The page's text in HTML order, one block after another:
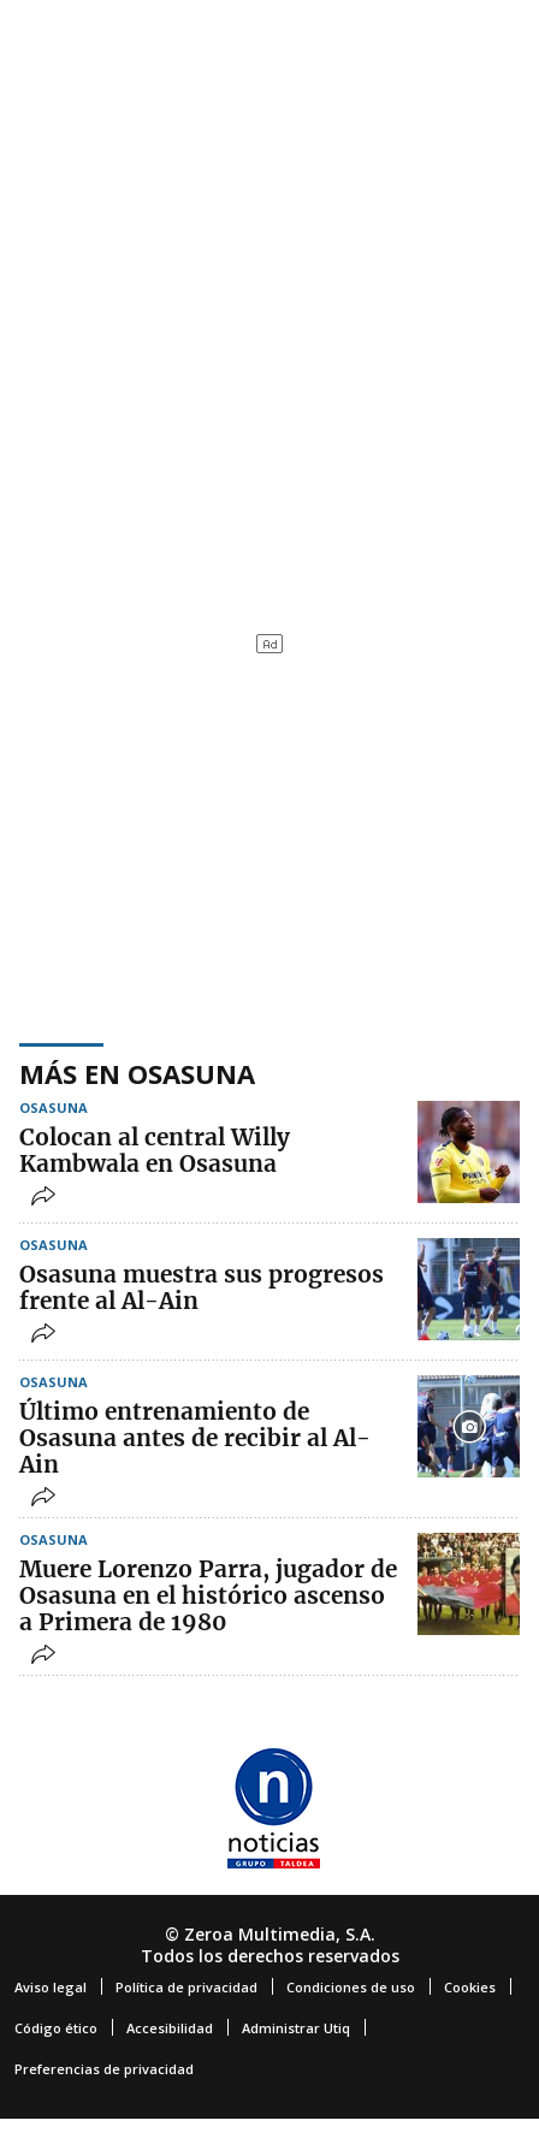
MÁS EN OSASUNA
OSASUNA
Colocan al central Willy
Kambwala en Osasuna
OSASUNA
Osasuna muestra sus progresos
frente al Al-Ain
OSASUNA
Último entrenamiento de
Osasuna antes de recibir al Al-
Ain
OSASUNA
Muere Lorenzo Parra, jugador de
Osasuna en el histórico ascenso
a Primera de 1980
© Zeroa Multimedia, S.A.
Todos los derechos reservados
Aviso legal Política de privacidad Condiciones de uso Cookies
Código ético Accesibilidad Administrar Utiq
Preferencias de privacidad